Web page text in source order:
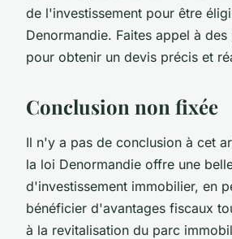
de l'investissement pour être
Denormandie. Faites appel à
pour obtenir un devis précis et
Conclusion non fixée
Il n'y a pas de conclusion à cet
la loi Denormandie offre une
d'investissement immobilier, en
bénéficier d'avantages fiscaux
à la revitalisation du parc